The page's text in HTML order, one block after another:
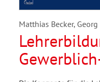
Matthias Becker,